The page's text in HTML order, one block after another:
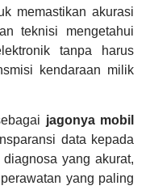
memastikan akurasi
teknisi mengetahui
tanpa harus
kendaraan milik
jagonya mobil
data kepada
yang akurat,
yang paling